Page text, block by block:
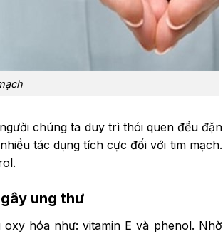
chúng ta duy trì thói quen đều đặn
tác dụng tích cực đối với tim mạch.
ung thư
hóa như: vitamin E và phenol. Nhờ